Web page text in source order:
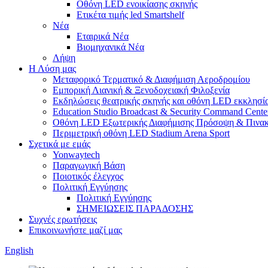
Οθόνη LED ενοικίασης σκηνής
Ετικέτα τιμής led Smartshelf
Νέα
Εταιρικά Νέα
Βιομηχανικά Νέα
Λήψη
Η Λύση μας
Μεταφορικό Τερματικό & Διαφήμιση Αεροδρομίου
Εμπορική Λιανική & Ξενοδοχειακή Φιλοξενία
Εκδηλώσεις θεατρικής σκηνής και οθόνη LED
Education Studio Broadcast & Security Command
Οθόνη LED Εξωτερικής Διαφήμισης Πρόσοψη &
Περιμετρική οθόνη LED Stadium Arena Sport
Σχετικά με εμάς
Yonwaytech
Παραγωγική Βάση
Ποιοτικός έλεγχος
Πολιτική Εγγύησης
Πολιτική Εγγύησης
ΣΗΜΕΙΩΣΕΙΣ ΠΑΡΑΔΟΣΗΣ
Συχνές ερωτήσεις
Επικοινωνήστε μαζί μας
English